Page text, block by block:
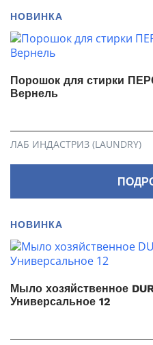
НОВИНКА
Порошок для стирки
Вернель
ЛАБ ИНДАСТРИЗ (LAUNDRY)
НОВИНКА
Мыло хозяйственное
Универсальное 12